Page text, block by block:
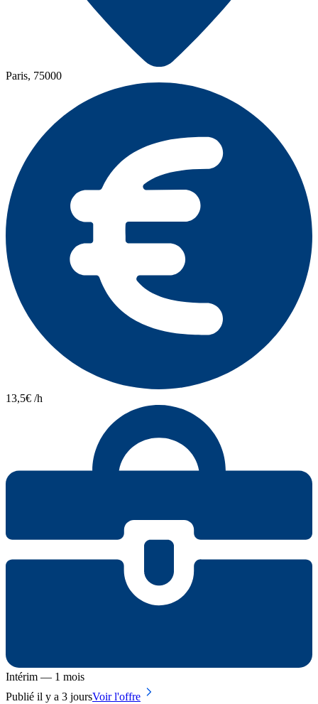
Paris, 75000
13,5€ /h
Intérim — 1 mois
Publié il y a 3 joursVoir l'offre